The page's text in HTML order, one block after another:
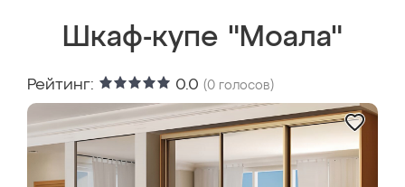
Шкаф-купе "Моала"
Рейтинг: 0.0 (0 голосов)